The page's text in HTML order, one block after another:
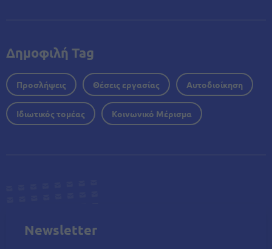
Δημοφιλή Tag
Προσλήψεις Θέσεις εργασίας Αυτοδιοίκηση
Ιδιωτικός τομέας Κοινωνικό Μέρισμα
Newsletter